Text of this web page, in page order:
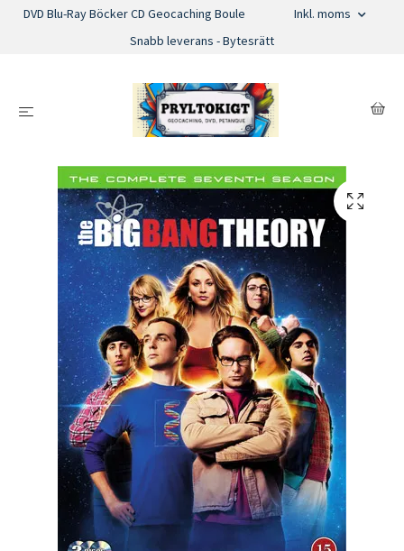
DVD Blu-Ray Böcker CD Geocaching Boule
Inkl. moms
Snabb leverans - Bytesrätt